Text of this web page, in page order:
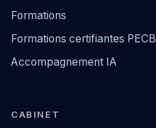
Formations
Formations certifiantes PECB
Accompagnement IA
CABINET